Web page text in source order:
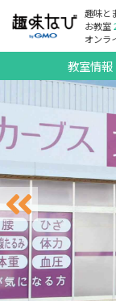
趣味と
お教室
オンラ
教室情報